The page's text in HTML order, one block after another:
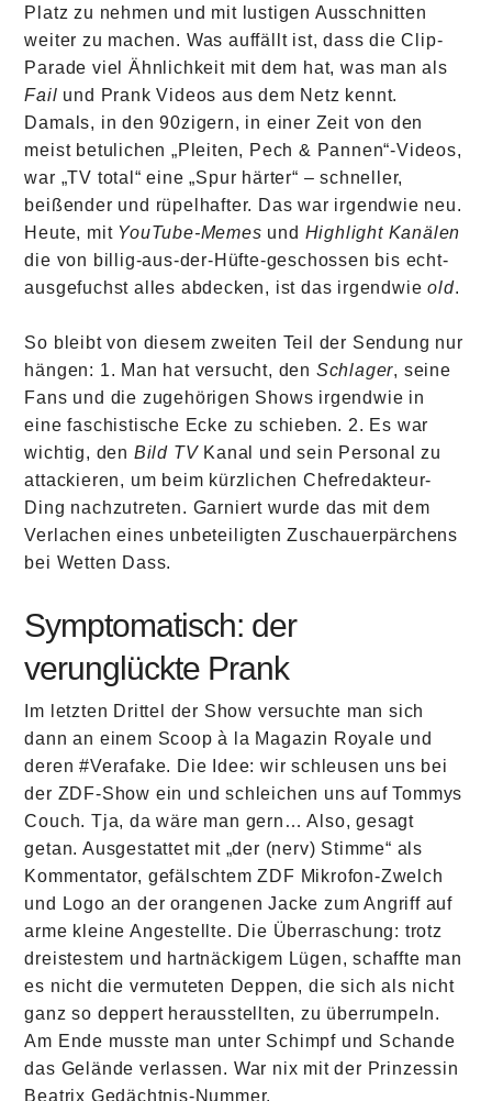
Platz zu nehmen und mit lustigen Ausschnitten
weiter zu machen. Was auffällt ist, dass die Clip-
Parade viel Ähnlichkeit mit dem hat, was man als
Fail und Prank Videos aus dem Netz kennt.
Damals, in den 90zigern, in einer Zeit von den
meist betulichen „Pleiten, Pech & Pannen“-Videos,
war „TV total“ eine „Spur härter“ – schneller,
beißender und rüpelhafter. Das war irgendwie neu.
Heute, mit YouTube-Memes und Highlight Kanälen
die von billig-aus-der-Hüfte-geschossen bis echt-
ausgefuchst alles abdecken, ist das irgendwieold.
So bleibt von diesem zweiten Teil der Sendung nur
hängen: 1. Man hat versucht, den Schlager, seine
Fans und die zugehörigen Shows irgendwie in
eine faschistische Ecke zu schieben. 2. Es war
wichtig, den Bild TVKanal und sein Personal zu
attackieren, um beim kürzlichen Chefredakteur-
Ding nachzutreten. Garniert wurde das mit dem
Verlachen eines unbeteiligten Zuschauerpärchens
bei Wetten Dass.
Symptomatisch: der
verunglückte Prank
Im letzten Drittel der Show versuchte man sich
dann an einem Scoop à la Magazin Royale und
deren #Verafake. Die Idee: wir schleusen uns bei
der ZDF-Show ein und schleichen uns auf Tommys
Couch. Tja, da wäre man gern… Also, gesagt
getan. Ausgestattet mit „der (nerv) Stimme“ als
Kommentator, gefälschtem ZDF Mikrofon-Zwelch
und Logo an der orangenen Jacke zum Angriff auf
arme kleine Angestellte. Die Überraschung: trotz
dreistestem und hartnäckigem Lügen, schaffte man
es nicht die vermuteten Deppen, die sich als nicht
ganz so deppert herausstellten, zu überrumpeln.
Am Ende musste man unter Schimpf und Schande
das Gelände verlassen. War nix mit der Prinzessin
Beatrix Gedächtnis-Nummer.